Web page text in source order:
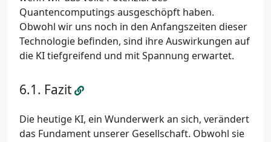
Quantencomputings ausgeschöpft haben.
Obwohl wir uns noch in den Anfangszeiten dieser
Technologie befinden, sind ihre Auswirkungen auf
die KI tiefgreifend und mit Spannung erwartet.
Fazit
Die heutige KI, ein Wunderwerk an sich, verändert
das Fundament unserer Gesellschaft. Obwohl sie